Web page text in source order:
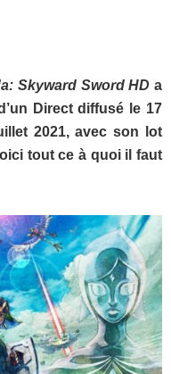
Skyward Sword HD a
Direct diffusé le 17
2021, avec son lot
tout ce à quoi il faut